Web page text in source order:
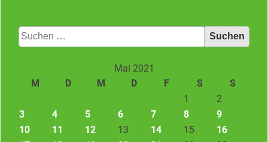
Suchen
nach:
Mai 2021
M
D M D F S
S
1
2
3
4 5 6 7 8
9
10
11 12 13 14 15
16